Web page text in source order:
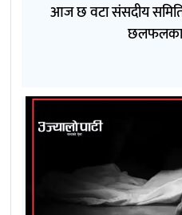
आज छ वटा संसदीय
छलफलका